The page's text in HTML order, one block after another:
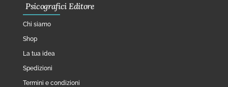
Psicografici Editore
Chi siamo
Shop
La tua idea
Spedizioni
Termini e condizioni